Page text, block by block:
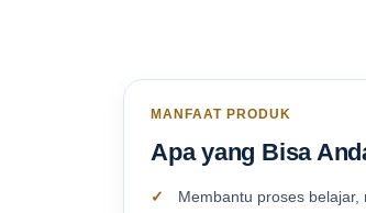
MANFAAT PRODUK
Apa yang Bisa
Membantu proses belajar,